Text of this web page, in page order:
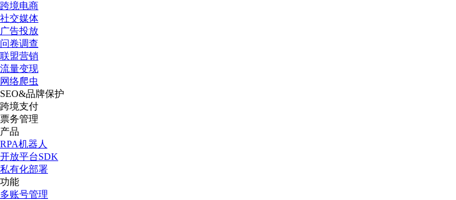
跨境电商
社交媒体
广告投放
问卷调查
联盟营销
流量变现
网络爬虫
SEO&品牌保护
跨境支付
票务管理
产品
RPA机器人
开放平台SDK
私有化部署
功能
多账号管理